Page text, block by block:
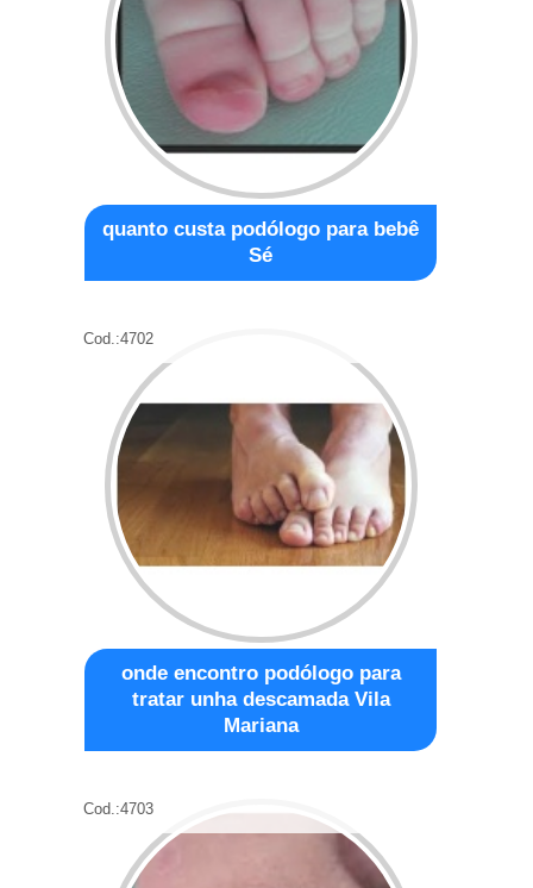
quanto custa podólogo para bebê
Sé
Cod.:4702
onde encontro podólogo para
tratar unha descamada Vila
Mariana
Cod.:4703